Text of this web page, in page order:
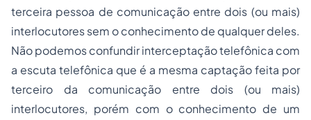
terceira pessoa de comunicação entre dois (ou mais)
interlocutores sem o conhecimento de qualquer deles.
Não podemos confundir interceptação telefônica com
a escuta telefônica que é a mesma captação feita por
terceiro da comunicação entre dois (ou mais)
interlocutores, porém com o conhecimento de um